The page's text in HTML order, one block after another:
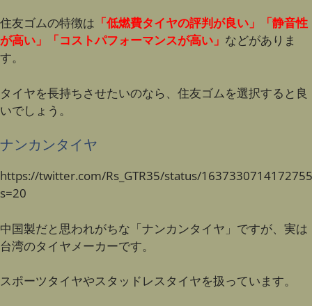
住友ゴムの特徴は 「低燃費タイヤの評判が良い」「静音性
が高い」「コストパフォーマンスが高い」 などがありま
す。
タイヤを長持ちさせたいのなら、住友ゴムを選択すると良
いでしょう。
ナンカンタイヤ
https://twitter.com/Rs_GTR35/status/
s=20
中国製だと思われがちな「ナンカンタイヤ」ですが、実は
台湾のタイヤメーカーです。
スポーツタイヤやスタッドレスタイヤを扱っています。